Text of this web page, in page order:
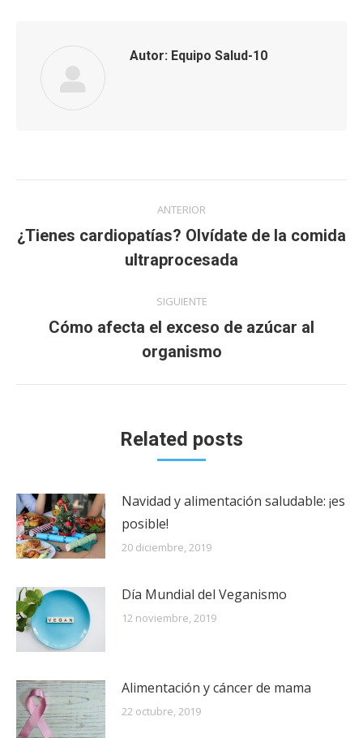
Autor: Equipo Salud-10
entre
publicaciones
ANTERIOR
Publicación
anterior:
¿Tienes cardiopatías? Olvídate de la comida
ultraprocesada
SIGUIENTE
Publicación
siguiente:
Cómo afecta el exceso de azúcar al
organismo
Related posts
Navidad y alimentación saludable: ¡es
posible!
20 diciembre, 2019
Día Mundial del Veganismo
12 noviembre, 2019
Alimentación y cáncer de mama
22 octubre, 2019